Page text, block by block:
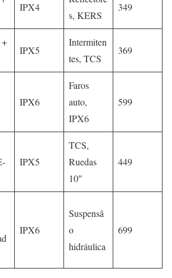
IPX4
s, KERS
349
+
IPX5
Intermiten
tes, TCS
369
IPX6
Faros
auto,
IPX6
599
IPX5
TCS,
Ruedas
10″
449
IPX6
Suspensã
o
hidráulica
699